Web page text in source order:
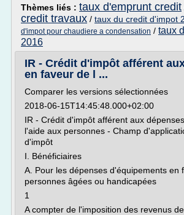
Thèmes liés : taux d'emprunt credit
credit travaux / taux du credit d'impot
d'impot pour chaudiere a condensation / taux
2016
IR - Crédit d'impôt afférent
en faveur de l ...
Comparer les versions sélectionnées
2018-06-15T14:45:48.000+02:00
IR - Crédit d'impôt afférent aux
l'aide aux personnes - Champ
d'impôt
I. Bénéficiaires
A. Pour les dépenses d'équipements en
personnes âgées ou handicapées
1
A compter de l'imposition des revenus